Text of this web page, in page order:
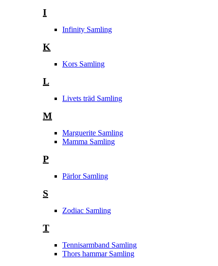
I
Infinity Samling
K
Kors Samling
L
Livets träd Samling
M
Marguerite Samling
Mamma Samling
P
Pärlor Samling
S
Zodiac Samling
T
Tennisarmband Samling
Thors hammar Samling